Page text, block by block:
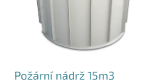
Požární nádrž 15m3